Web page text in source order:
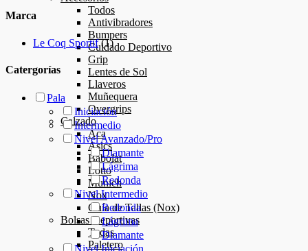
Todos
Antivibradores
Bumpers
Cuidado Deportivo
Grip
Lentes de Sol
Llaveros
Muñequera
Overgrips
Calzado
Aca
Asics
Babolat
Lotto
Munich
Nox
Guía de Tallas (Nox)
Bolsas Deportivas
Todas
Paletero
Marca
Le Coq Sportif (1)
Catergorías
Pala
Iniciación
Intermedio
Nivel Avanzado/Pro
Diamante
Lágrima
Redonda
Nivel Intermedio
Redonda
Lágrima
Diamante